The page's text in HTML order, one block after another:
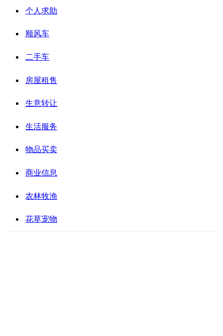
个人求助
顺风车
二手车
房屋租售
生意转让
生活服务
物品买卖
商业信息
农林牧渔
花草宠物